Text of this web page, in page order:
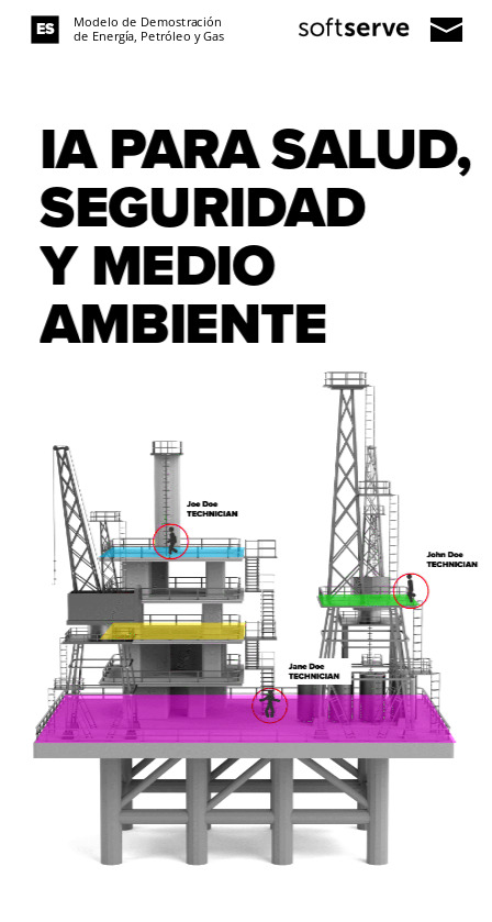
IA PARA SALUD,
SEGURIDAD
Y MEDIO
AMBIENTE
EN
ES